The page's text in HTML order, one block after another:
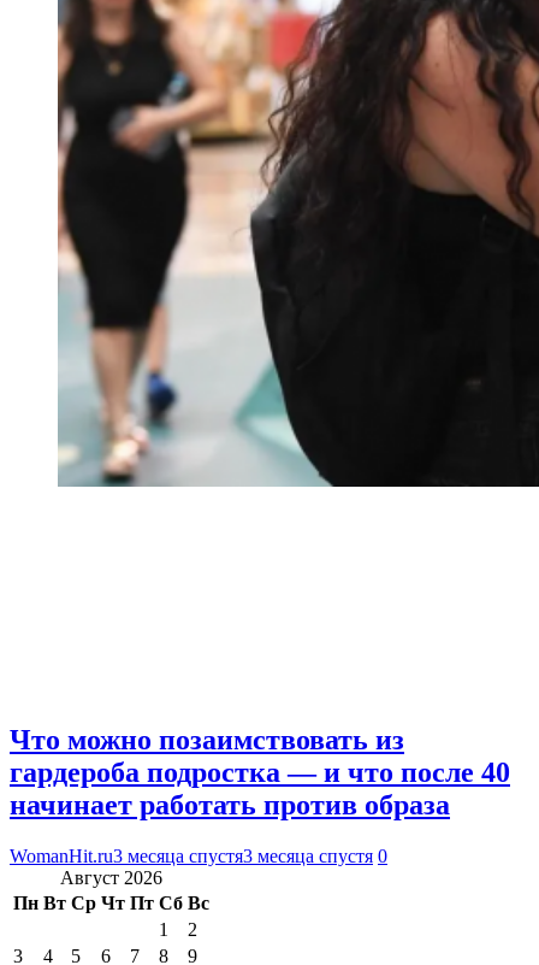
Что можно позаимствовать из
гардероба подростка — и что после 40
начинает работать против образа
WomanHit.ru3 месяца спустя3 месяца спустя 0
Август 2026
Пн Вт Ср Чт Пт Сб Вс
1
2
3
4 5 6 7 8 9